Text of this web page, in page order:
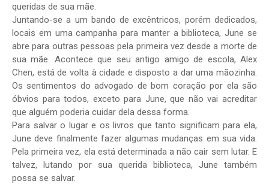
queridas de sua mãe.
Juntando-se a um bando de excêntricos, porém dedicados,
locais em uma campanha para manter a biblioteca, June se
abre para outras pessoas pela primeira vez desde a morte de
sua mãe. Acontece que seu antigo amigo de escola, Alex
Chen, está de volta à cidade e disposto a dar uma mãozinha.
Os sentimentos do advogado de bom coração por ela são
óbvios para todos, exceto para June, que não vai acreditar
que alguém poderia cuidar dela dessa forma.
Para salvar o lugar e os livros que tanto significam para ela,
June deve finalmente fazer algumas mudanças em sua vida.
Pela primeira vez, ela está determinada a não cair sem lutar. E
talvez, lutando por sua querida biblioteca, June também
possa se salvar.